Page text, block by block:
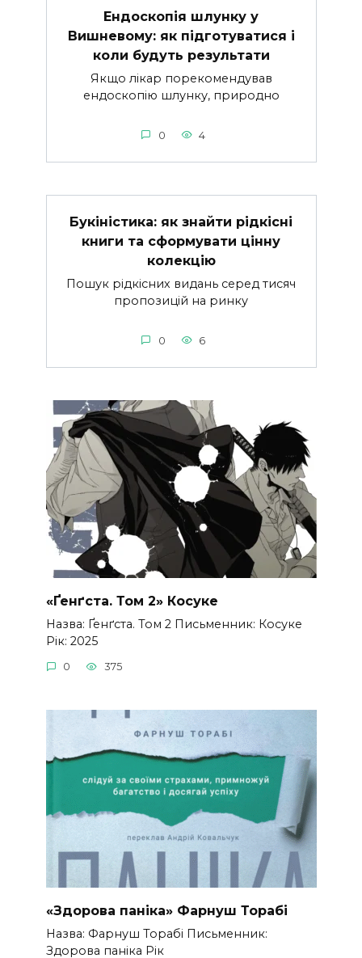
Ендоскопія шлунку у
Вишневому: як підготуватися і
коли будуть результати
Якщо лікар порекомендував
ендоскопію шлунку, природно
0 4
Букіністика: як знайти рідкісні
книги та сформувати цінну
колекцію
Пошук рідкісних видань серед тисяч
пропозицій на ринку
0 6
«Ґенґста. Том 2» Косуке
Назва: Ґенґста. Том 2 Письменник: Косуке
Рік: 2025
0 375
«Здорова паніка» Фарнуш Торабі
Назва: Фарнуш Торабі Письменник:
Здорова паніка Рік